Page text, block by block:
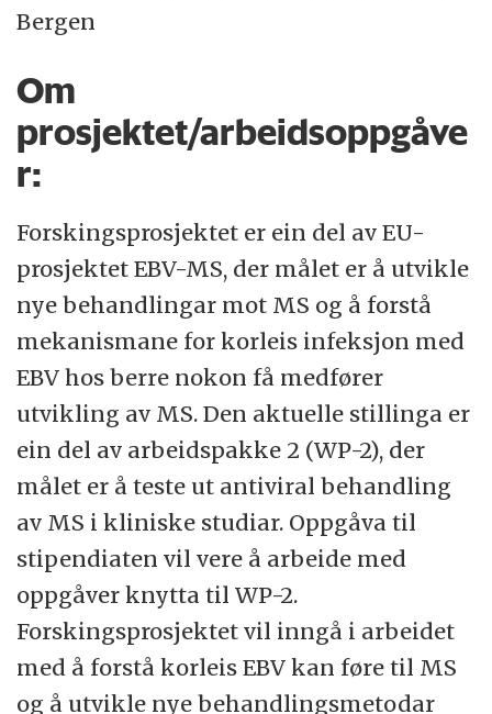
Bergen
Om
prosjektet/arbeidsoppgåve
r:
Forskingsprosjektet er ein del av EU-
prosjektet EBV-MS, der målet er å utvikle
nye behandlingar mot MS og å forstå
mekanismane for korleis infeksjon med
EBV hos berre nokon få medfører
utvikling av MS. Den aktuelle stillinga er
ein del av arbeidspakke 2 (WP-2), der
målet er å teste ut antiviral behandling
av MS i kliniske studiar. Oppgåva til
stipendiaten vil vere å arbeide med
oppgåver knytta til WP-2.
Forskingsprosjektet vil inngå i arbeidet
med å forstå korleis EBV kan føre til MS
og å utvikle nye behandlingsmetodar